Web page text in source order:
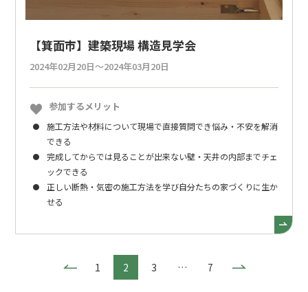
【箕面市】建築現場 構造見学会
2024年02月20日～2024年03月20日
参加するメリット
施工方法や材料について現場で直接質問でき悩み・不安を解消
できる
完成してからでは見ることが出来ない壁・天井の内部までチェ
ックできる
正しい断熱・気密の施工方法を学び自分たちの家づくりに生か
せる
1 2 3 … 7